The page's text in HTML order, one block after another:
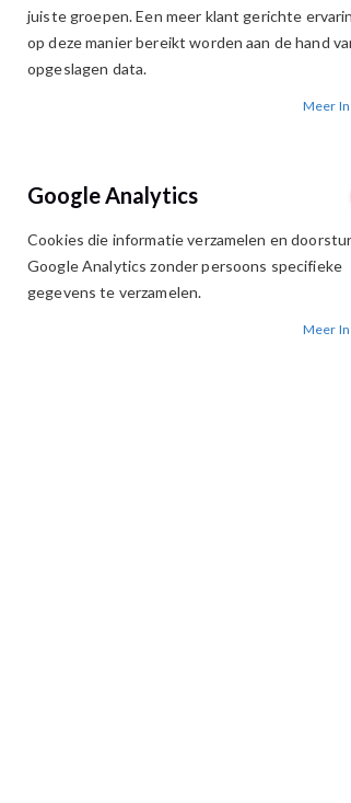
einde
begin
juiste groepen. Een meer klant gerichte
op deze manier bereikt worden aan de hand
opgeslagen data.
Meer
Google Analytics
Cookies die informatie verzamelen en
Google Analytics zonder persoons specifieke
gegevens te verzamelen.
Meer